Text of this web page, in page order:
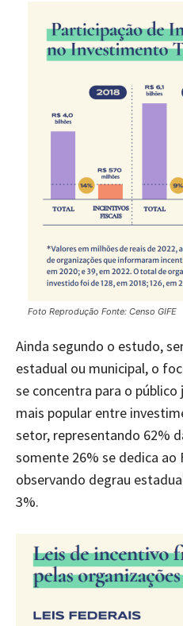
Foto Reprodução Fonte: Censo GIFE
Ainda segundo o estudo,
estadual ou municipal, o
se concentra para o público
mais popular entre
setor, representando 62%
somente 26% se dedica ao
observando degrau
3%.